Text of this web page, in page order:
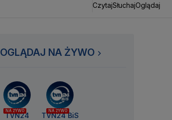
CzytajSłuchajOglądaj
OGLĄDAJ NA ŻYWO
NA ŻYWO
TVN24
NA ŻYWO
TVN24 BiS